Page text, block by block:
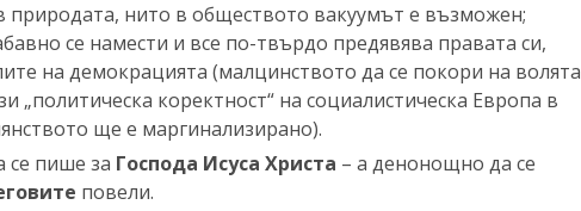
природата, нито в обществото вакуумът е възможен;
се намести и все по-твърдо предявява правата си,
на демокрацията (малцинството да се покори на волята
„политическа коректност“ на социалистическа Европа в
ще е маргинализирано).
се пише за Господа Исуса Христа – а денонощно да се
повели.